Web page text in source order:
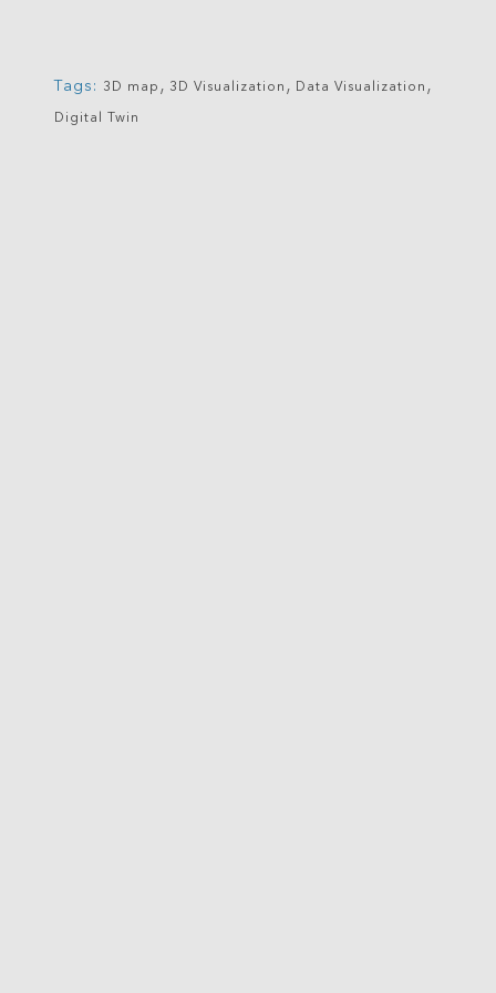
Tags: 3D map , 3D Visualization , Data Visualization ,
Digital Twin